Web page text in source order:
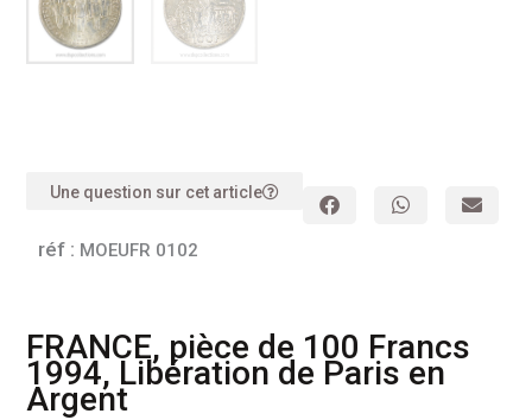
Une question sur cet article
réf : MOEUFR 0102
FRANCE, pièce de 100 Francs
1994, Libération de Paris en
Argent